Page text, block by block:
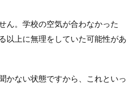
ん。学校の空気が合わなかった
以上に無理をしていた可能性があ
かない状態ですから、これといっ